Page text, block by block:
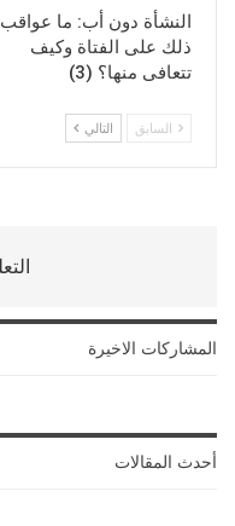
النشأة دون أب: ما عواقب
ذلك على الفتاة وكيف
تتعافى منها؟ (3)
السابق التالي
المشاركات الاخيرة
أحدث المقالات